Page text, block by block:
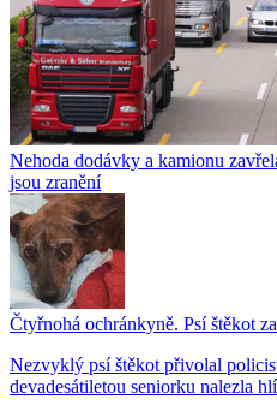
Nehoda dodávky a kamionu
jsou zranění
Čtyřnohá ochránkyně. Psí štěkot
Nezvyklý psí štěkot přivolal
devadesátiletou seniorku nalezla